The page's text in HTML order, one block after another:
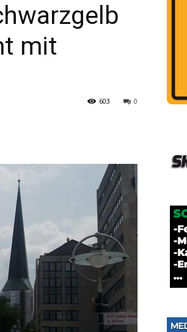
mit
0
603